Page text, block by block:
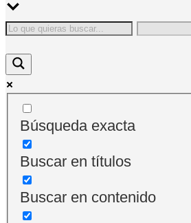
Búsqueda exacta
Buscar en títulos
Buscar en contenido